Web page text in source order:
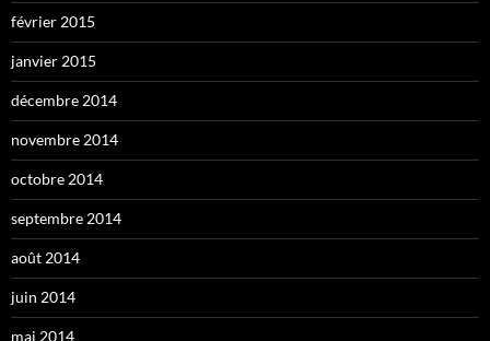
février 2015
janvier 2015
décembre 2014
novembre 2014
octobre 2014
septembre 2014
août 2014
juin 2014
mai 2014